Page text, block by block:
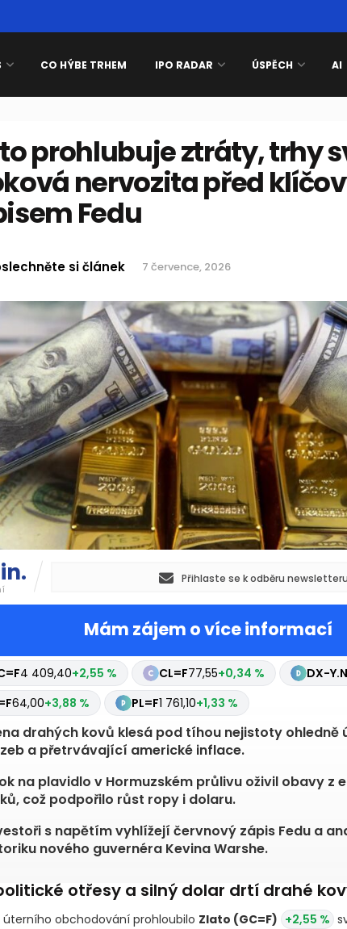
CO HÝBE TRHEM IPO RADAR ÚSPĚCH AI
prohlubuje ztráty, trhy
nervozita před
Fedu
si článek 7 července, 2026
Přihlaste se k odběru newsletteru
Mám zájem o více informací
4 409,40+2,55 % CL=F77,55+0,34 % DX-
64,00+3,88 % PL=F1 761,10+1,33 %
drahých kovů klesá pod tíhou nejistoty ohledně
a přetrvávající americké inflace.
na plavidlo v Hormuzském průlivu oživil obavy z
což podpořilo růst ropy i dolaru.
s napětím vyhlížejí červnový zápis Fedu a
nového guvernéra Kevina Warshe.
otřesy a silný dolar drtí drahé
úterního obchodování prohloubilo Zlato (GC=F) +2,55 %